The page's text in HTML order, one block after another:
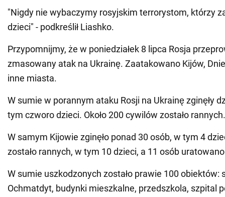
"Nigdy nie wybaczymy rosyjskim terrorystom, którzy
dzieci" - podkreślił Liashko.
Przypomnijmy, że w poniedziałek 8 lipca Rosja
zmasowany atak na Ukrainę. Zaatakowano Kijów,
inne miasta.
W sumie w porannym ataku Rosji na Ukrainę zginęły
tym czworo dzieci. Około 200 cywilów zostało rannych.
W samym Kijowie zginęło ponad 30 osób, w tym 4
zostało rannych, w tym 10 dzieci, a 11 osób
W sumie uszkodzonych zostało prawie 100 obiektów:
Ochmatdyt, budynki mieszkalne, przedszkola, szpital